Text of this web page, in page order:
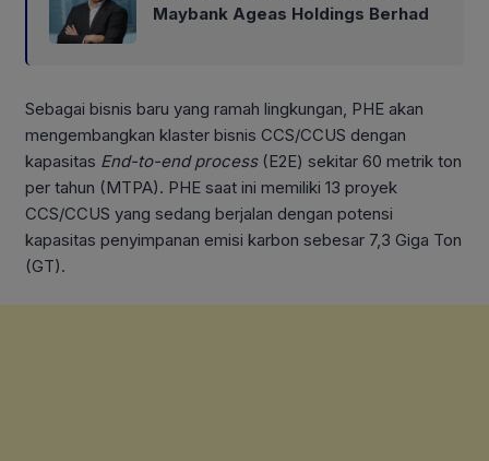
Maybank Ageas Holdings Berhad
Sebagai bisnis baru yang ramah lingkungan, PHE akan
mengembangkan klaster bisnis CCS/CCUS dengan
kapasitas End-to-end process(E2E) sekitar 60 metrik ton
per tahun (MTPA). PHE saat ini memiliki 13 proyek
CCS/CCUS yang sedang berjalan dengan potensi
kapasitas penyimpanan emisi karbon sebesar 7,3 Giga Ton
(GT).